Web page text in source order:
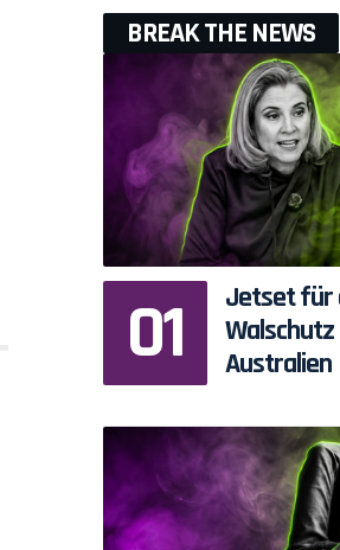
BREAK THE NEWS
Jetset für
Walschutz
Australien